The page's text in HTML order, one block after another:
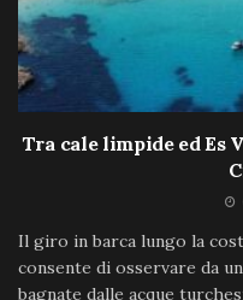
Tra cale limpide ed Es
Il giro in barca lungo la
consente di osservare da
bagnate dalle acque